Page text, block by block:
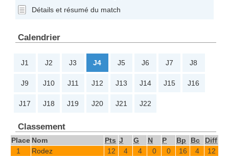
Détails et résumé du match
Calendrier
J1 J2 J3 J4 J5 J6 J7 J8
J9 J10 J11 J12 J13 J14 J15 J16
J17 J18 J19 J20 J21 J22
Classement
Place Nom Pts J G N P Bp Bc
Diff
1
Rodez 12 4 4 0 0 16 4
12